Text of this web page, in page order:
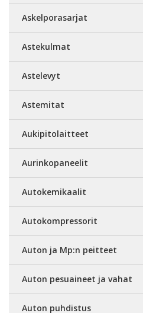
Askelporasarjat
Astekulmat
Astelevyt
Astemitat
Aukipitolaitteet
Aurinkopaneelit
Autokemikaalit
Autokompressorit
Auton ja Mp:n peitteet
Auton pesuaineet ja vahat
Auton puhdistus